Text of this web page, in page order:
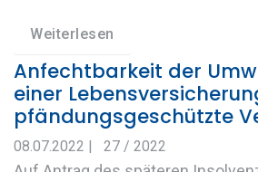
Weiterlesen
Anfechtbarkeit der
einer
pfändungsgeschützte
08.07.2022 27 / 2022